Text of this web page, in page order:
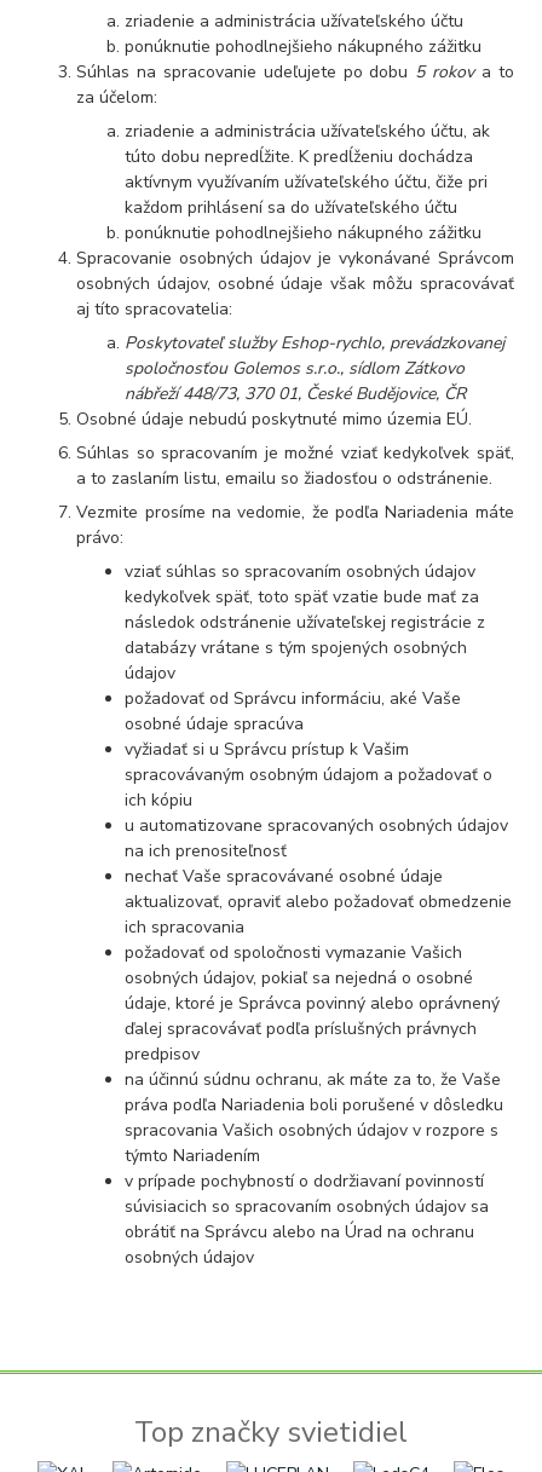
zriadenie a administrácia užívateľského účtu
ponúknutie pohodlnejšieho nákupného zážitku
Súhlas na spracovanie udeľujete po dobu 5 rokova to
za účelom:
zriadenie a administrácia užívateľského účtu, ak
túto dobu nepredĺžite. K predĺženiu dochádza
aktívnym využívaním užívateľského účtu, čiže pri
každom prihlásení sa do užívateľského účtu
ponúknutie pohodlnejšieho nákupného zážitku
Spracovanie osobných údajov je vykonávané Správcom
osobných údajov, osobné údaje však môžu spracovávať
aj títo spracovatelia:
Poskytovateľ služby Eshop-rychlo, prevádzkovanej
spoločnosťou Golemos s.r.o., sídlom Zátkovo
nábřeží 448/73, 370 01, České Budějovice, ČR
Osobné údajenebudú poskytnuté mimo územia EÚ.
Súhlas so spracovaním je možné vziať kedykoľvek späť,
a to zaslaním listu, emailu so žiadosťou o odstránenie.
Vezmite prosíme na vedomie, že podľa Nariadenia máte
právo:
vziať súhlas so spracovaním osobných údajov
kedykoľvek späť, toto späť vzatie bude mať za
následokodstránenie užívateľskej registrácie z
databázy vrátane s tým spojených osobných
údajov
požadovať od Správcu informáciu, aké Vaše
osobné údaje spracúva
vyžiadať si u Správcu prístup k Vašim
spracovávaným osobným údajom a požadovať o
ich kópiu
u automatizovane spracovaných osobných údajov
na ich prenositeľnosť
nechať Vaše spracovávané osobné údaje
aktualizovať, opraviť alebo požadovať obmedzenie
ich spracovania
požadovať od spoločnosti vymazanie Vašich
osobných údajov, pokiaľ sa nejedná o osobné
údaje, ktoré je Správca povinný alebo oprávnený
ďalej spracovávať podľa príslušných právnych
predpisov
na účinnú súdnu ochranu, ak máte za to, že Vaše
práva podľa Nariadenia boli porušené v dôsledku
spracovania Vašich osobných údajov v rozpore s
týmto Nariadením
v prípade pochybností o dodržiavaní povinností
súvisiacich so spracovaním osobných údajov sa
obrátiť na Správcu alebo na Úrad na ochranu
osobných údajov
Top značky svietidiel